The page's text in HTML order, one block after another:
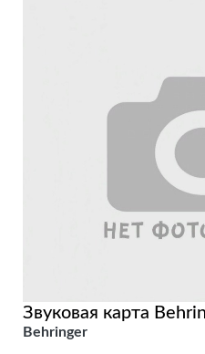
Звуковая карта
Behringer